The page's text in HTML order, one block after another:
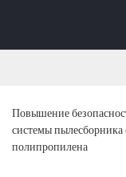
Повышение
системы
полипропилена